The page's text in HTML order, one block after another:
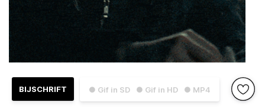
● Gif in SD ● Gif in HD ● MP4
BIJSCHRIFT